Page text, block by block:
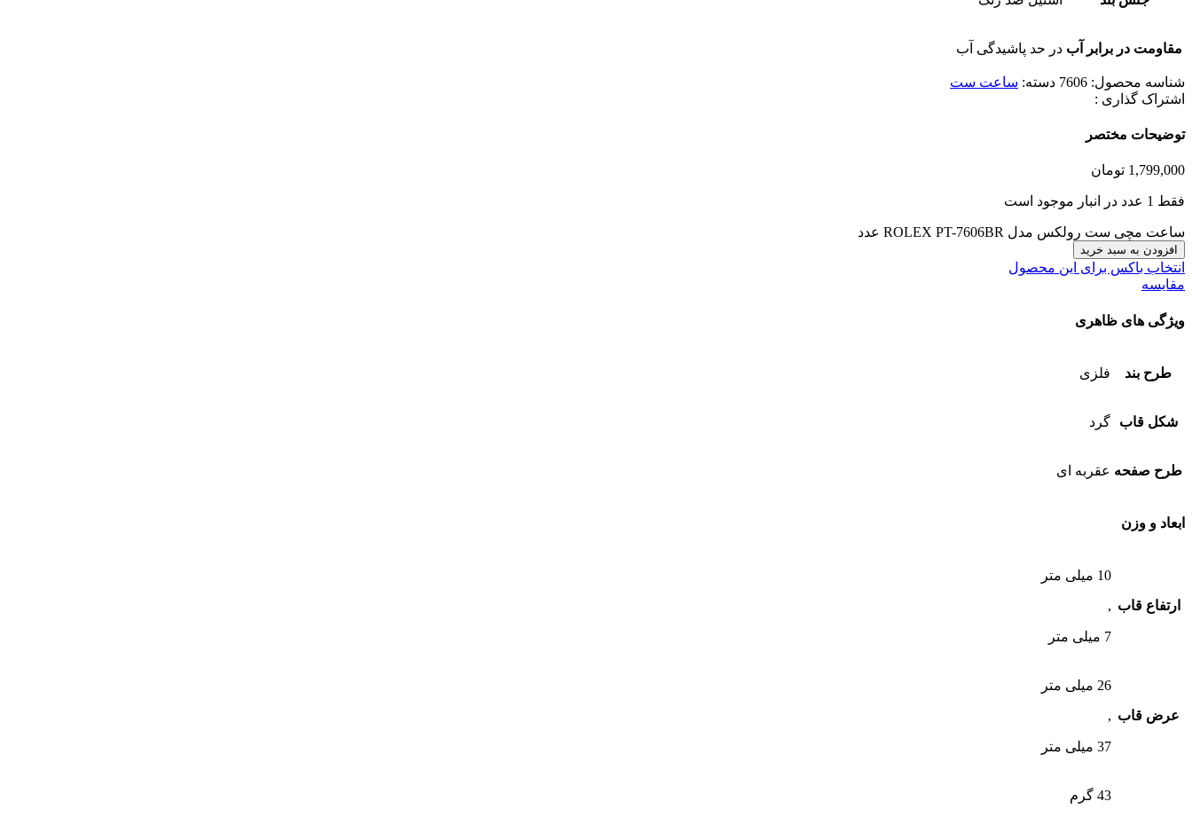
مقاومت در برابر آب در حد پاشیدگی آب
شناسه محصول: 7606 دسته: ساعت ست
اشتراک گذاری :
توضیحات مختصر
1,799,000 تومان
فقط 1 عدد در انبار موجود است
ساعت مچی ست رولکس مدل ROLEX PT-7606BR عدد
افزودن به سبد خرید
انتخاب باکس برای این محصول
مقایسه
ویژگی های ظاهری
طرح بند فلزی
شکل قاب گرد
طرح صفحه عقربه ای
ابعاد و وزن
ارتفاع قاب
10 میلی متر
,
7 میلی متر
عرض قاب
26 میلی متر
,
37 میلی متر
43 گرم